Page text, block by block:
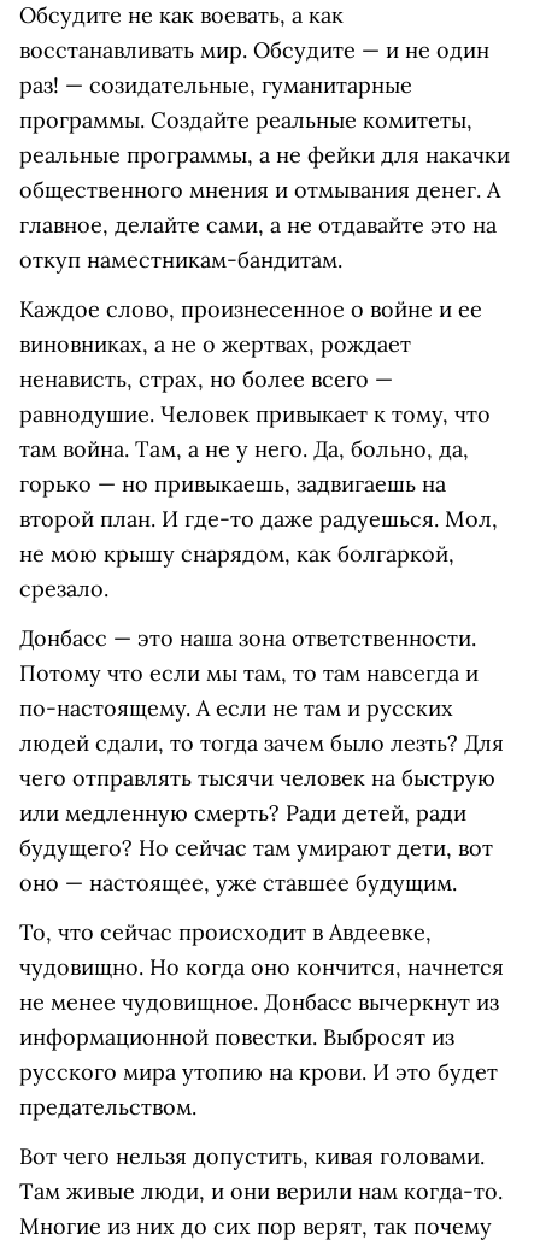
Обсудите не как воевать, а как
восстанавливать мир. Обсудите — и не один
раз! — созидательные, гуманитарные
программы. Создайте реальные комитеты,
реальные программы, а не фейки для накачки
общественного мнения и отмывания денег. А
главное, делайте сами, а не отдавайте это на
откуп наместникам-бандитам.
Каждое слово, произнесенное о войне и ее
виновниках, а не о жертвах, рождает
ненависть, страх, но более всего —
равнодушие. Человек привыкает к тому, что
там война. Там, а не у него. Да, больно, да,
горько — но привыкаешь, задвигаешь на
второй план. И где-то даже радуешься. Мол,
не мою крышу снарядом, как болгаркой,
срезало.
Донбасс — это наша зона ответственности.
Потому что если мы там, то там навсегда и
по-настоящему. А если не там и русских
людей сдали, то тогда зачем было лезть? Для
чего отправлять тысячи человек на быструю
или медленную смерть? Ради детей, ради
будущего? Но сейчас там умирают дети, вот
оно — настоящее, уже ставшее будущим.
То, что сейчас происходит в Авдеевке,
чудовищно. Но когда оно кончится, начнется
не менее чудовищное. Донбасс вычеркнут из
информационной повестки. Выбросят из
русского мира утопию на крови. И это будет
предательством.
Вот чего нельзя допустить, кивая головами.
Там живые люди, и они верили нам когда-то.
Многие из них до сих пор верят, так почему